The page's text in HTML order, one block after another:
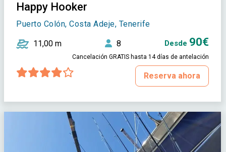
Happy Hooker
Puerto Colón, Costa Adeje, Tenerife
11,00 m 8 Desde 90€
Cancelación GRATIS hasta 14 días de antelación
Reserva ahora